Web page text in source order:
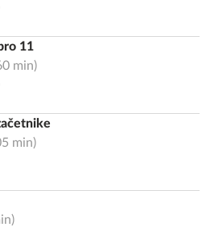
11
min)
min)